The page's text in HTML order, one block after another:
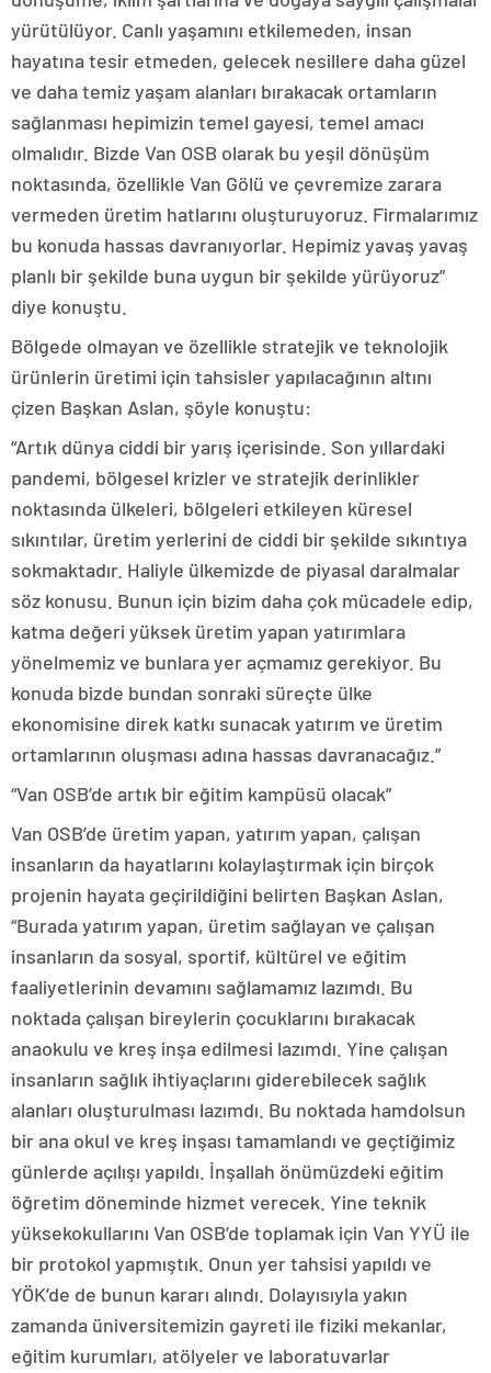
yürütülüyor. Canlı yaşamını etkilemeden, insan
hayatına tesir etmeden, gelecek nesillere daha güzel
ve daha temiz yaşam alanları bırakacak ortamların
sağlanması hepimizin temel gayesi, temel amacı
olmalıdır. Bizde Van OSB olarak bu yeşil dönüşüm
noktasında, özellikle Van Gölü ve çevremize zarara
vermeden üretim hatlarını oluşturuyoruz. Firmalarımız
bu konuda hassas davranıyorlar. Hepimiz yavaş yavaş
planlı bir şekilde buna uygun bir şekilde yürüyoruz”
diye konuştu.
Bölgede olmayan ve özellikle stratejik ve teknolojik
ürünlerin üretimi için tahsisler yapılacağının altını
çizen Başkan Aslan, şöyle konuştu:
“Artık dünya ciddi bir yarış içerisinde. Son yıllardaki
pandemi, bölgesel krizler ve stratejik derinlikler
noktasında ülkeleri, bölgeleri etkileyen küresel
sıkıntılar, üretim yerlerini de ciddi bir şekilde sıkıntıya
sokmaktadır. Haliyle ülkemizde de piyasal daralmalar
söz konusu. Bunun için bizim daha çok mücadele edip,
katma değeri yüksek üretim yapan yatırımlara
yönelmemiz ve bunlara yer açmamız gerekiyor. Bu
konuda bizde bundan sonraki süreçte ülke
ekonomisine direk katkı sunacak yatırım ve üretim
ortamlarının oluşması adına hassas davranacağız.”
“Van OSB’de artık bir eğitim kampüsü olacak”
Van OSB’de üretim yapan, yatırım yapan, çalışan
insanların da hayatlarını kolaylaştırmak için birçok
projenin hayata geçirildiğini belirten Başkan Aslan,
“Burada yatırım yapan, üretim sağlayan ve çalışan
insanların da sosyal, sportif, kültürel ve eğitim
faaliyetlerinin devamını sağlamamız lazımdı. Bu
noktada çalışan bireylerin çocuklarını bırakacak
anaokulu ve kreş inşa edilmesi lazımdı. Yine çalışan
insanların sağlık ihtiyaçlarını giderebilecek sağlık
alanları oluşturulması lazımdı. Bu noktada hamdolsun
bir ana okul ve kreş inşası tamamlandı ve geçtiğimiz
günlerde açılışı yapıldı. İnşallah önümüzdeki eğitim
öğretim döneminde hizmet verecek. Yine teknik
yüksekokullarını Van OSB’de toplamak için Van YYÜ ile
bir protokol yapmıştık. Onun yer tahsisi yapıldı ve
YÖK’de de bunun kararı alındı. Dolayısıyla yakın
zamanda üniversitemizin gayreti ile fiziki mekanlar,
eğitim kurumları, atölyeler ve laboratuvarlar